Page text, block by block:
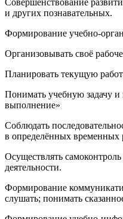
и других познавательных.
Формирование учебно-
Организовывать своё
Планировать текущую
Понимать учебную задачу и
выполнение»
Соблюдать
в определённых временных
Осуществлять
деятельности.
Формирование
слушать; понимать